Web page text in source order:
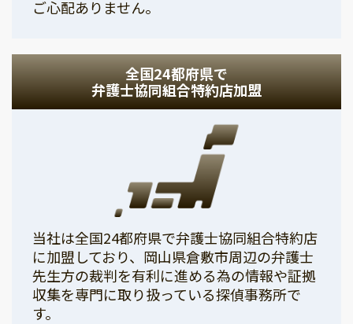
ご心配ありません。
全国24都府県で
弁護士協同組合特約店加盟
当社は全国24都府県で弁護士協同組合特約店
に加盟しており、岡山県倉敷市周辺の弁護士
先生方の裁判を有利に進める為の情報や証拠
収集を専門に取り扱っている探偵事務所で
す。